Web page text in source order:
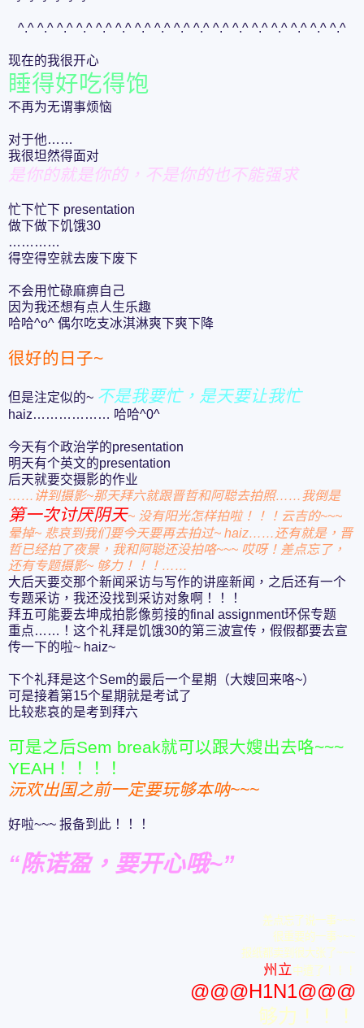
^.^ ^.^ ^.^ ^.^ ^.^ ^.^ ^.^ ^.^ ^.^ ^.^ ^.^ ^.^ ^.^ ^.^ ^.^ ^.^ ^.^
现在的我很开心
睡得好吃得饱
不再为无谓事烦恼
对于他……
我很坦然得面对
是你的就是你的，不是你的也不能强求
忙下忙下 presentation
做下做下饥饿30
…………
得空得空就去废下废下
不会用忙碌麻痹自己
因为我还想有点人生乐趣
哈哈^o^ 偶尔吃支冰淇淋爽下爽下降
很好的日子~
但是注定似的~ 不是我要忙，是天要让我忙
haiz……………… 哈哈^0^
今天有个政治学的presentation
明天有个英文的presentation
后天就要交摄影的作业
……讲到摄影~那天拜六就跟晋哲和阿聪去拍照……我倒是
第一次讨厌阴天~ 没有阳光怎样拍啦！！！云吉的~~~
晕掉~ 悲哀到我们要今天要再去拍过~ haiz……还有就是，晋
哲已经拍了夜景，我和阿聪还没拍咯~~~ 哎呀！差点忘了，
还有专题摄影~ 够力！！！……
大后天要交那个新闻采访与写作的讲座新闻，之后还有一个
专题采访，我还没找到采访对象啊！！！
拜五可能要去坤成拍影像剪接的final assignment环保专题
重点……！这个礼拜是饥饿30的第三波宣传，假假都要去宣
传一下的啦~ haiz~
下个礼拜是这个Sem的最后一个星期（大嫂回来咯~）
可是接着第15个星期就是考试了
比较悲哀的是考到拜六
可是之后Sem break就可以跟大嫂出去咯~~~
YEAH！！！！
沅欢出国之前一定要玩够本呐~~~
好啦~~~ 报备到此！！！
“陈诺盈，要开心哦~”
差点忘了说一事~~~
很重要的一事~~~
报纸都卖到很大张了~~~
州立 中遭了！！！
@@@H1N1@@@
够力！！！